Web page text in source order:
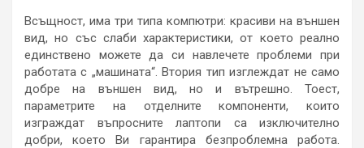
Всъщност, има три типа компютри: красиви на външен
вид, но със слаби характеристики, от което реално
единствено можете да си навлечете проблеми при
работата с „машината“. Втория тип изглеждат не само
добре на външен вид, но и вътрешно. Тоест,
параметрите на отделните компоненти, които
изграждат въпросните лаптопи са изключително
добри, което Ви гарантира безпроблемна работа.